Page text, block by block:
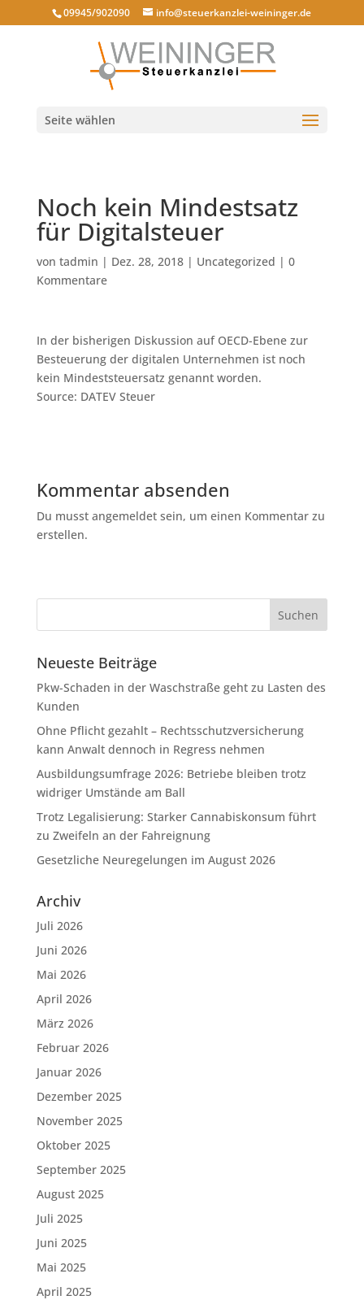
09945/902090 info@steuerkanzlei-weininger.de
Seite wählen
Noch kein Mindestsatz
für Digitalsteuer
von tadmin | Dez. 28, 2018| Uncategorized | 0
Kommentare
In der bisherigen Diskussion auf OECD-Ebene zur
Besteuerung der digitalen Unternehmen ist noch
kein Mindeststeuersatz genannt worden.
Source: DATEV Steuer
Kommentar absenden
Du musst angemeldet sein, um einen Kommentar zu
erstellen.
Neueste Beiträge
Pkw-Schaden in der Waschstraße geht zu Lasten des
Kunden
Ohne Pflicht gezahlt – Rechtsschutzversicherung
kann Anwalt dennoch in Regress nehmen
Ausbildungsumfrage 2026: Betriebe bleiben trotz
widriger Umstände am Ball
Trotz Legalisierung: Starker Cannabiskonsum führt
zu Zweifeln an der Fahreignung
Gesetzliche Neuregelungen im August 2026
Archiv
Juli 2026
Juni 2026
Mai 2026
April 2026
März 2026
Februar 2026
Januar 2026
Dezember 2025
November 2025
Oktober 2025
September 2025
August 2025
Juli 2025
Juni 2025
Mai 2025
April 2025